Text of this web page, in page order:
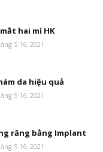
hai mí HK
5 16, 2021
da hiệu quả
5 16, 2021
răng bằng Implant
5 16, 2021